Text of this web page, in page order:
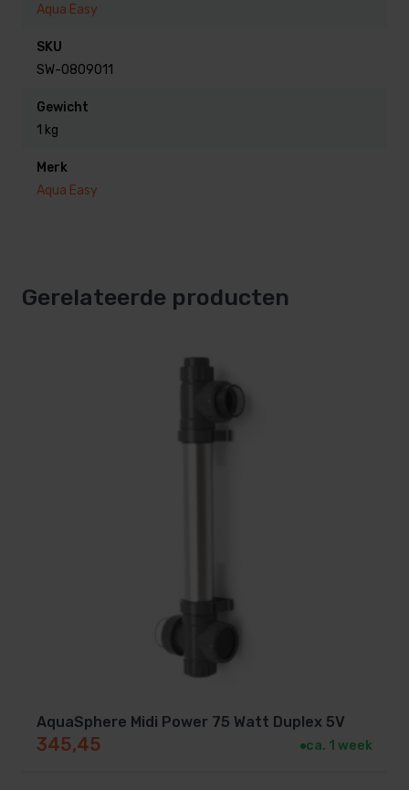
Aqua Easy
SKU
SW-0809011
Gewicht
1 kg
Merk
Aqua Easy
Gerelateerde producten
AquaSphere Midi Power 75 Watt Duplex 5V
345,45 ca. 1 week